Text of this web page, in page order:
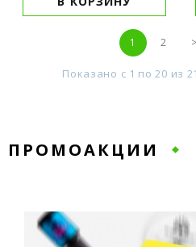
1 2 >
Показано с 1 по 20 из
ПРОМОАКЦИИ